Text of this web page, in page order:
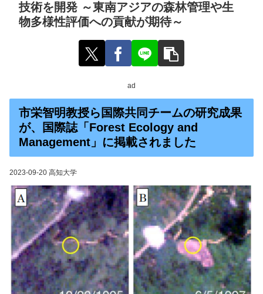
技術を開発 ～東南アジアの森林管理や生
物多様性評価への貢献が期待～
ad
市栄智明教授ら国際共同チームの研究成果
が、国際誌「Forest Ecology and
Management」に掲載されました
2023-09-20 高知大学